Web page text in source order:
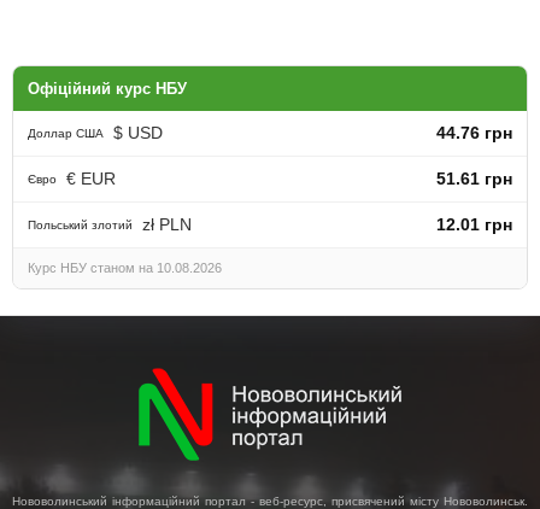
Офіційний курс НБУ
Доллар США $ USD 44.76 грн
Євро € EUR 51.61 грн
Польський злотий zł PLN 12.01 грн
Курс НБУ станом на 10.08.2026
Нововолинський інформаційний портал - веб-ресурс, присвячений місту Нововолинськ.